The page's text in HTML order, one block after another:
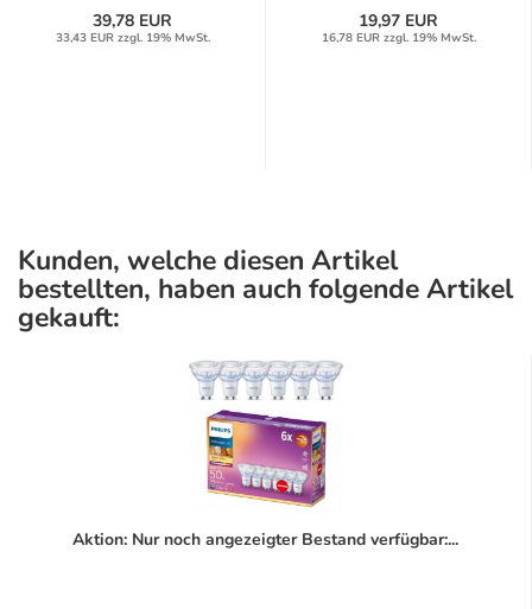
39,78 EUR
33,43 EUR zzgl. 19% MwSt.
19,97 EUR
16,78 EUR zzgl. 19% MwSt.
Kunden, welche diesen Artikel
bestellten, haben auch folgende Artikel
gekauft:
Aktion: Nur noch angezeigter Bestand verfügbar:...